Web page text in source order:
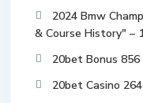
2024 Bmw
& Course History" –
20bet Bonus 856
20bet Casino 264